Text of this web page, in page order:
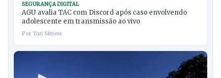
SEGURANÇA DIGITAL
AGU avalia TAC com Discord após caso envolvendo
adolescente em transmissão ao vivo
Por Yan Simon